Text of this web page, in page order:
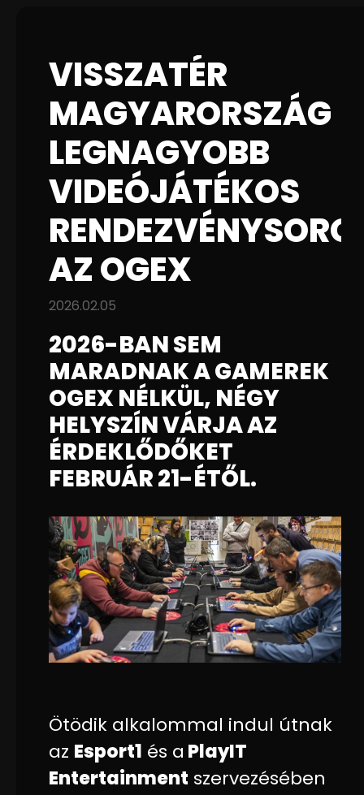
VISSZATÉR
MAGYARORSZÁG
LEGNAGYOBB
VIDEÓJÁTÉKOS
AZ OGEX
2026.02.05
2026-BAN SEM
MARADNAK A GAMEREK
OGEX NÉLKÜL, NÉGY
HELYSZÍN VÁRJA AZ
ÉRDEKLŐDŐKET
FEBRUÁR 21-ÉTŐL.
Ötödik alkalommal indul útnak
az Esport1 és a PlayIT
Entertainment szervezésében